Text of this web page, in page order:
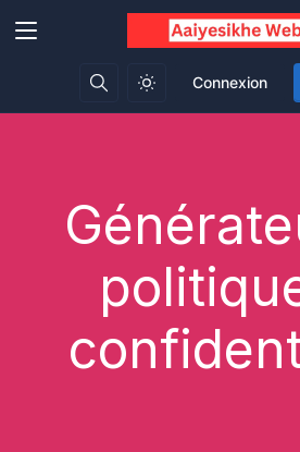
Connexion